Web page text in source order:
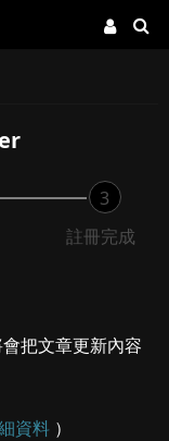
3
註冊完成
把文章更新內容
資料 ）